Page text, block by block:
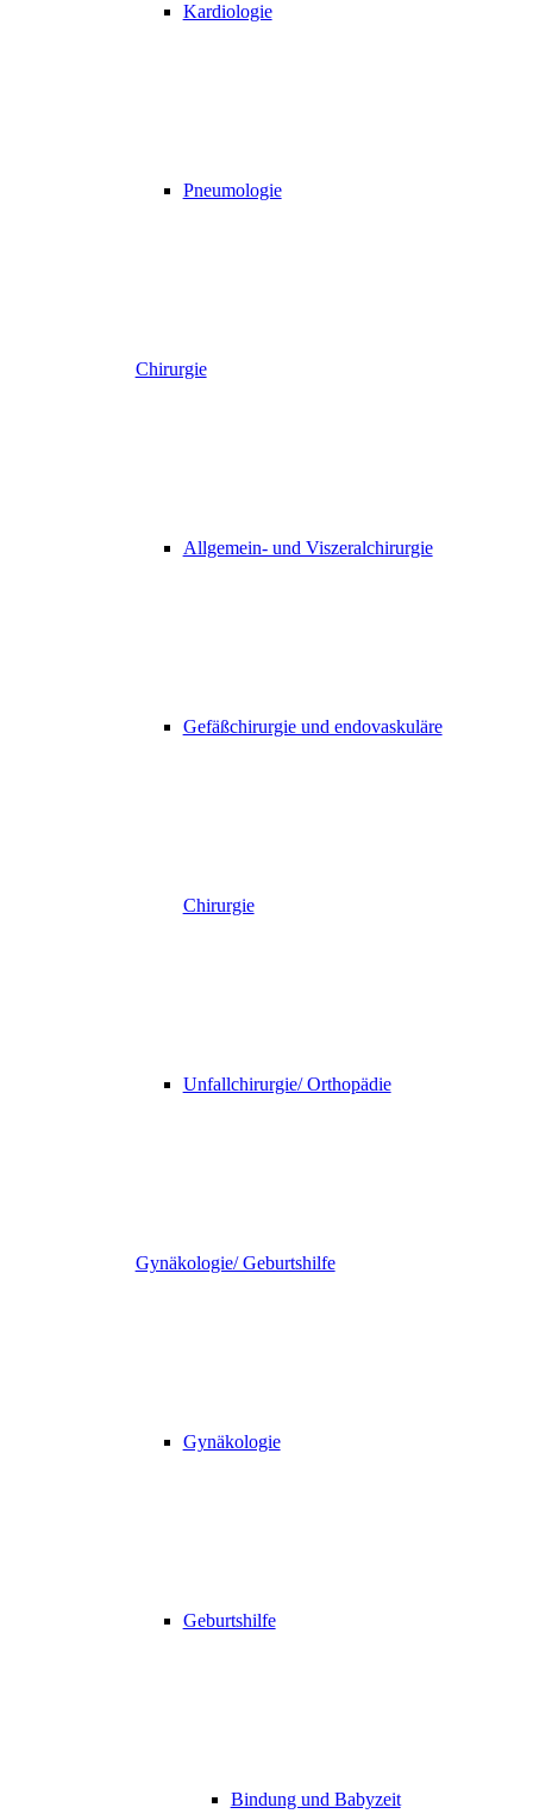
Kardiologie
Pneumologie
Chirurgie
Allgemein- und Viszeralchirurgie
Gefäßchirurgie und endovaskuläre
Chirurgie
Unfallchirurgie/ Orthopädie
Gynäkologie/ Geburtshilfe
Gynäkologie
Geburtshilfe
Bindung und Babyzeit